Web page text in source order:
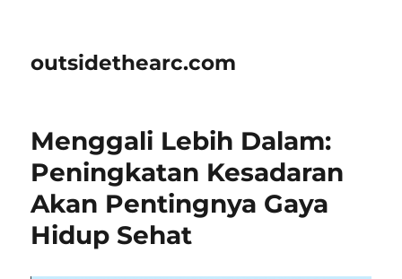
outsidethearc.com
Menggali Lebih Dalam:
Peningkatan Kesadaran
Akan Pentingnya Gaya
Hidup Sehat